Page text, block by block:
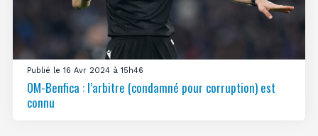
Publié le 16 Avr 2024 à 15h46
OM-Benfica : l’arbitre (condamné pour corruption) est
connu